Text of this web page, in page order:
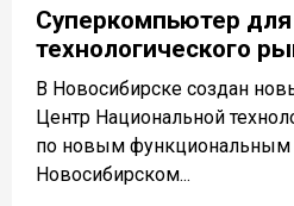
Суперкомпьютер для
технологического
В Новосибирске создан
Центр Национальной
по новым функциональным
Новосибирском...